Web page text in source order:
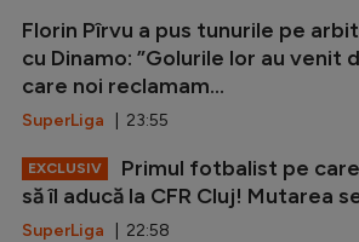
Florin Pîrvu a pus tunurile pe
cu Dinamo: ”Golurile lor au venit
care noi reclamam...
SuperLiga | 23:55
EXCLUSIV
Primul fotbalist pe
să îl aducă la CFR Cluj! Mutarea
SuperLiga | 22:58